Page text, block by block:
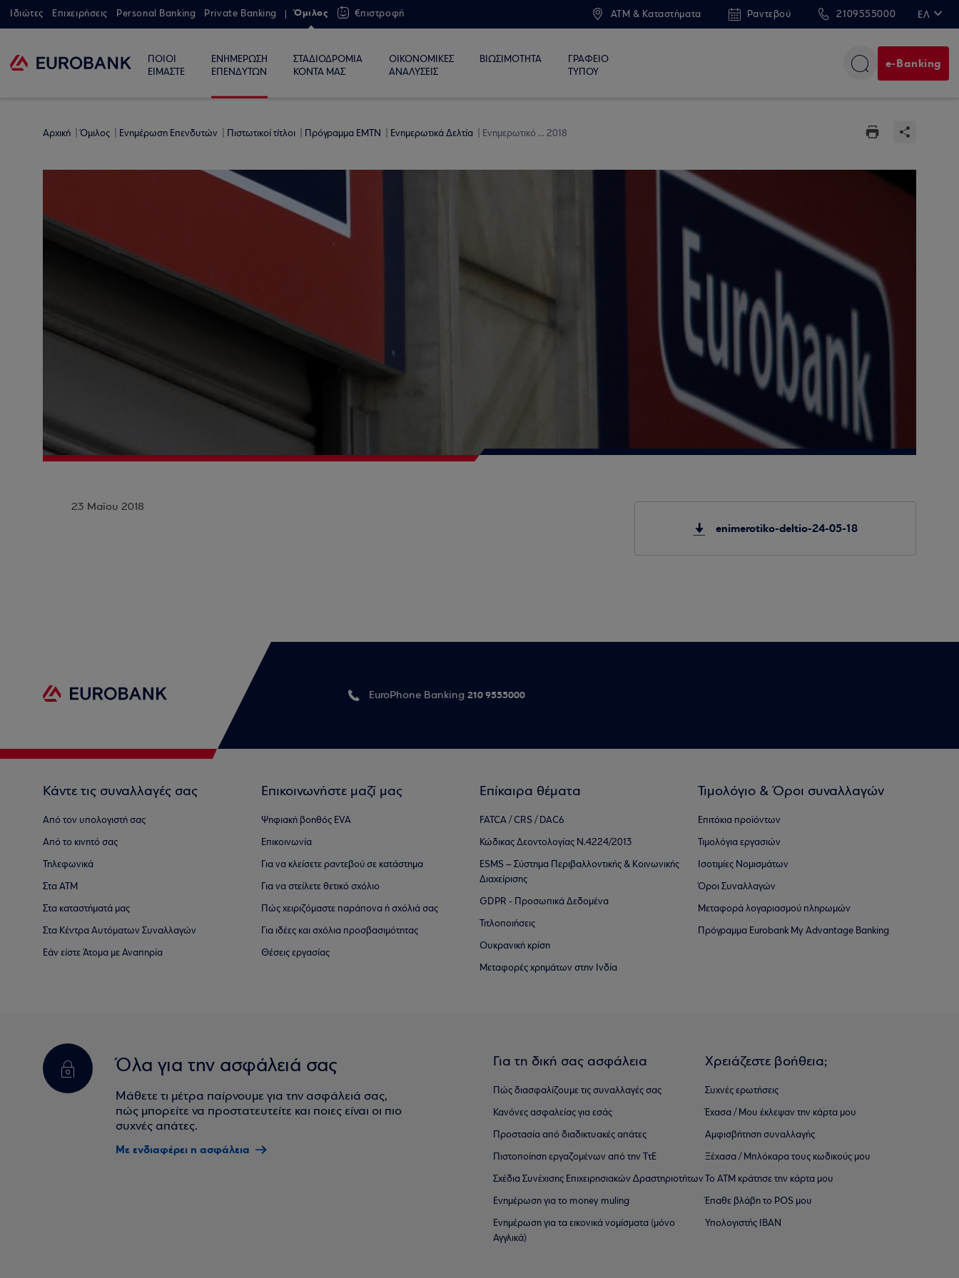
Ιδιώτες Επιχειρήσεις Personal Banking Private Banking Όμιλος €πιστροφή ATM & Καταστήματα Ραντεβού 2109555000 ΕΛ
ΠΟΙΟΙ
ΕΙΜΑΣΤΕ
ΕΝΗΜΕΡΩΣΗ
ΕΠΕΝΔΥΤΩΝ
ΣΤΑΔΙΟΔΡΟΜΙΑ
ΚΟΝΤΑ ΜΑΣ
ΟΙΚΟΝΟΜΙΚΕΣ
ΑΝΑΛΥΣΕΙΣ
ΒΙΩΣΙΜΟΤΗΤΑ
ΓΡΑΦΕΙΟ
ΤΥΠΟΥ
e-Banking
Αρχική Όμιλος Ενημέρωση Επενδυτών Πιστωτικοί τίτλοι Πρόγραμμα ΕΜΤΝ Ενημερωτικά Δελτία Ενημερωτικό ... 2018
23 Μαΐου 2018
enimerotiko-deltio-24-05-18
EuroPhone Banking 210 9555000
Κάντε τις συναλλαγές σας
Από τον υπολογιστή σας
Από το κινητό σας
Τηλεφωνικά
Στα ΑΤΜ
Στα καταστήματά μας
Στα Κέντρα Αυτόματων Συναλλαγών
Εάν είστε Άτομα με Αναπηρία
Επικοινωνήστε μαζί μας
Ψηφιακή βοηθός EVA
Επικοινωνία
Για να κλείσετε ραντεβού σε κατάστημα
Για να στείλετε θετικό σχόλιο
Πώς χειριζόμαστε παράπονα ή σχόλιά σας
Για ιδέες και σχόλια προσβασιμότητας
Θέσεις εργασίας
Επίκαιρα θέματα
FATCA / CRS / DAC6
Κώδικας Δεοντολογίας Ν.4224/2013
ESMS – Σύστημα Περιβαλλοντικής & Κοινωνικής
Διαχείρισης
GDPR - Προσωπικά Δεδομένα
Τιτλοποιήσεις
Ουκρανική κρίση
Μεταφορές χρημάτων στην Ινδία
Τιμολόγιο & Όροι συναλλαγών
Επιτόκια προϊόντων
Τιμολόγια εργασιών
Ισοτιμίες Νομισμάτων
Όροι Συναλλαγών
Μεταφορά λογαριασμού πληρωμών
Πρόγραμμα Eurobank My Advantage Banking
Όλα για την ασφάλειά σας
Μάθετε τι μέτρα παίρνουμε για την ασφάλειά σας,
πώς μπορείτε να προστατευτείτε και ποιες είναι οι πιο
συχνές απάτες.
Με ενδιαφέρει η ασφάλεια
Για τη δική σας ασφάλεια
Πώς διασφαλίζουμε τις συναλλαγές σας
Κανόνες ασφαλείας για εσάς
Προστασία από διαδικτυακές απάτες
Πιστοποίηση εργαζομένων από την ΤτΕ
Σχέδια Συνέχισης Επιχειρησιακών ∆ραστηριοτήτων
Ενημέρωση για το money muling
Ενημέρωση για τα εικονικά νομίσματα (μόνο
Αγγλικά)
Χρειάζεστε βοήθεια;
Συχνές ερωτήσεις
Έχασα / Μου έκλεψαν την κάρτα μου
Αμφισβήτηση συναλλαγής
Ξέχασα / Μπλόκαρα τους κωδικούς μου
Το ΑΤΜ κράτησε την κάρτα μου
Έπαθε βλάβη το POS μου
Υπολογιστής IBAN